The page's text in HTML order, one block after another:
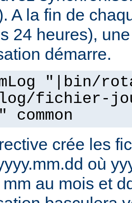
A la fin de
24 heures),
démarre.
"|bin/
fichier-
common
crée les
où
mm au mois et